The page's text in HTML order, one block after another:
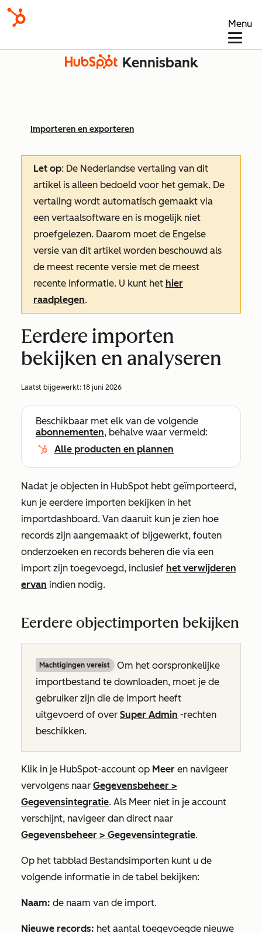
Menu
Kennisbank
Importeren en exporteren
Let op: De Nederlandse vertaling van dit
artikel is alleen bedoeld voor het gemak. De
vertaling wordt automatisch gemaakt via
een vertaalsoftware en is mogelijk niet
proefgelezen. Daarom moet de Engelse
versie van dit artikel worden beschouwd als
de meest recente versie met de meest
recente informatie. U kunt het hier
raadplegen.
Eerdere importen
bekijken en analyseren
Laatst bijgewerkt: 18 juni 2026
Beschikbaar met elk van de volgende
abonnementen, behalve waar vermeld:
Alle producten en plannen
Nadat je objecten in HubSpot hebt geïmporteerd,
kun je eerdere importen bekijken in het
importdashboard. Van daaruit kun je zien hoe
records zijn aangemaakt of bijgewerkt, fouten
onderzoeken en records beheren die via een
import zijn toegevoegd, inclusief het verwijderen
ervan indien nodig.
Eerdere objectimporten bekijken
Machtigingen vereist
Om het oorspronkelijke
importbestand te downloaden, moet je de
gebruiker zijn die de import heeft
uitgevoerd of over Super Admin -rechten
beschikken.
Klik in je HubSpot-account op Meer en navigeer
vervolgens naar Gegevensbeheer >
Gegevensintegratie. Als Meer niet in je account
verschijnt, navigeer dan direct naar
Gegevensbeheer > Gegevensintegratie.
Op het tabblad Bestandsimporten kunt u de
volgende informatie in de tabel bekijken:
Naam: de naam van de import.
Nieuwe records: het aantal toegevoegde nieuwe